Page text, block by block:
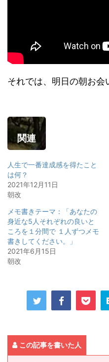
それでは、明日の朝お会
関連
人生で一番達成感を得たこと
は何？
2021年12月11日
朝改
メモ書きテーマ：「あなたの
身近な5人それぞれの良いと
ころを１分間で １人ずつメモ
書きしてください。」
2021年6月15日
朝改
この記事を書いた人